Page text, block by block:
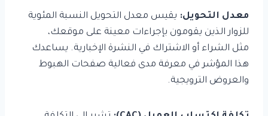
معدل التحويل: يقيس معدل التحويل النسبة المئوية
للزوار الذين يقومون بإجراءات معينة على موقعك،
مثل الشراء أو الاشتراك في النشرة الإخبارية. يساعدك
هذا المؤشر في معرفة مدى فعالية صفحات الهبوط
والعروض الترويجية.